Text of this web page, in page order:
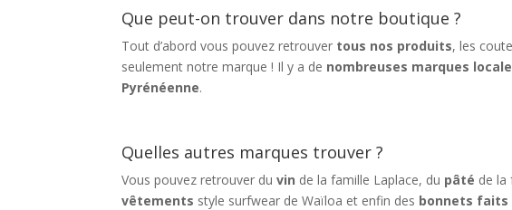
Que peut-on trouver dans notre boutique ?
Tout d’abord vous pouvez retrouver tous nos produits, les
seulement notre marque ! Il y a de nombreuses marques
Pyrénéenne.
Quelles autres marques trouver ?
Vous pouvez retrouver duvin de la famille Laplace, du pâté de la
vêtements style surfwear de Waïloa et enfin des bonnets faits